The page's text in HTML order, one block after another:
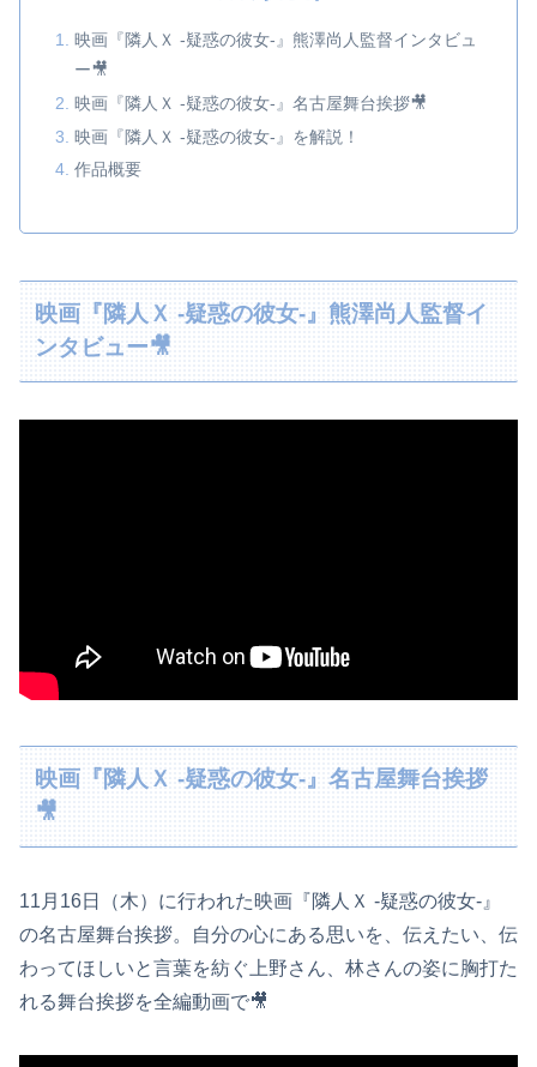
映画『隣人Ｘ -疑惑の彼女-』熊澤尚人監督インタビュ
ー🎥
映画『隣人Ｘ -疑惑の彼女-』名古屋舞台挨拶🎥
映画『隣人Ｘ -疑惑の彼女-』を解説！
作品概要
映画『隣人Ｘ -疑惑の彼女-』熊澤尚人監督イ
ンタビュー🎥
映画『隣人Ｘ -疑惑の彼女-』名古屋舞台挨拶
🎥
11月16日（木）に行われた映画『隣人Ｘ -疑惑の彼女-』
の名古屋舞台挨拶。自分の心にある思いを、伝えたい、伝
わってほしいと言葉を紡ぐ上野さん、林さんの姿に胸打た
れる舞台挨拶を全編動画で🎥